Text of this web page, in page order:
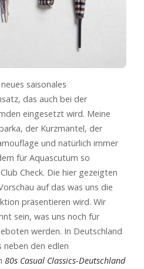
saisonales
das auch bei der
eingesetzt wird. Meine
der Kurzmantel, der
und natürlich immer
für Aquascutum so
Check. Die hier gezeigten
auf das was uns die
präsentieren wird. Wir
sein, was uns noch für
werden. In Deutschland
neben den edlen
80s Casual Classics-Deutschland